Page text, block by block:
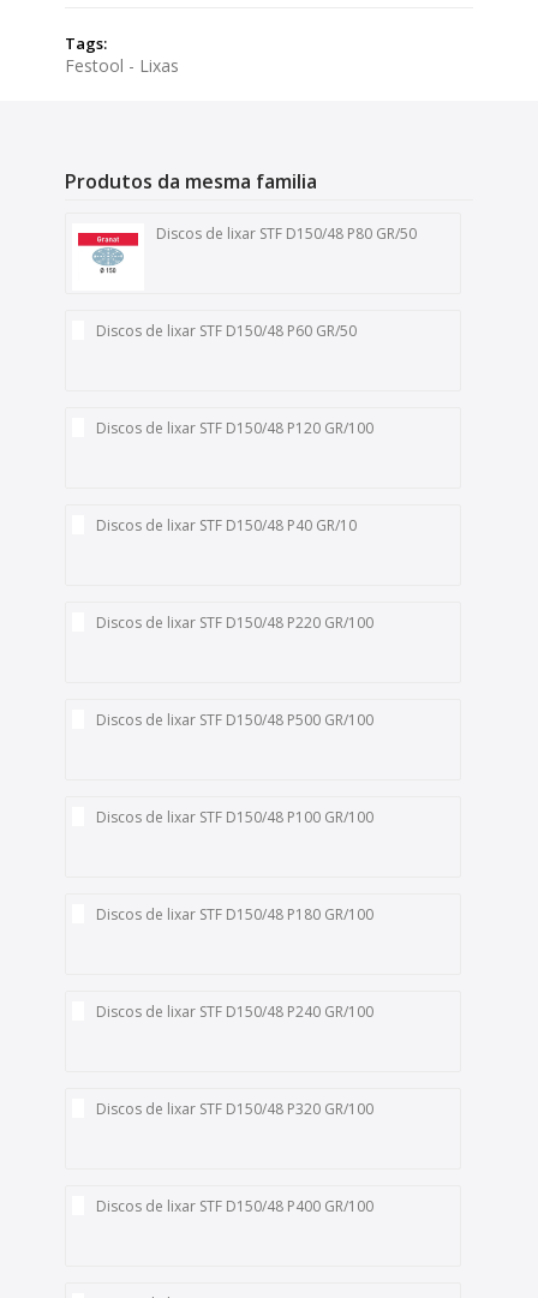
Tags:
Festool - Lixas
Produtos da mesma familia
Discos de lixar STF D150/48 P80 GR/50
Discos de lixar STF D150/48 P60 GR/50
Discos de lixar STF D150/48 P120 GR/100
Discos de lixar STF D150/48 P40 GR/10
Discos de lixar STF D150/48 P220 GR/100
Discos de lixar STF D150/48 P500 GR/100
Discos de lixar STF D150/48 P100 GR/100
Discos de lixar STF D150/48 P180 GR/100
Discos de lixar STF D150/48 P240 GR/100
Discos de lixar STF D150/48 P320 GR/100
Discos de lixar STF D150/48 P400 GR/100